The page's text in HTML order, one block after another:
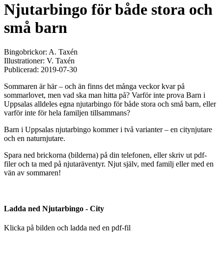
Njutarbingo för både stora och
små barn
Bingobrickor: A. Taxén
Illustrationer: V. Taxén
Publicerad: 2019-07-30
Sommaren är här – och än finns det många veckor kvar på
sommarlovet, men vad ska man hitta på? Varför inte prova Barn i
Uppsalas alldeles egna njutarbingo för både stora och små barn, eller
varför inte för hela familjen tillsammans?
Barn i Uppsalas njutarbingo kommer i två varianter – en citynjutare
och en naturnjutare.
Spara ned brickorna (bilderna) på din telefonen, eller skriv ut pdf-
filer och ta med på njutaräventyr. Njut själv, med familj eller med en
vän av sommaren!
Ladda ned Njutarbingo - City
Klicka på bilden och ladda ned en pdf-fil